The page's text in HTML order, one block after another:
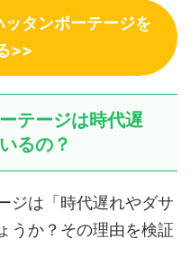
タンポーテージを
>>
テージは時代遅
るの？
ジは「時代遅れやダサ
うか？その理由を検証